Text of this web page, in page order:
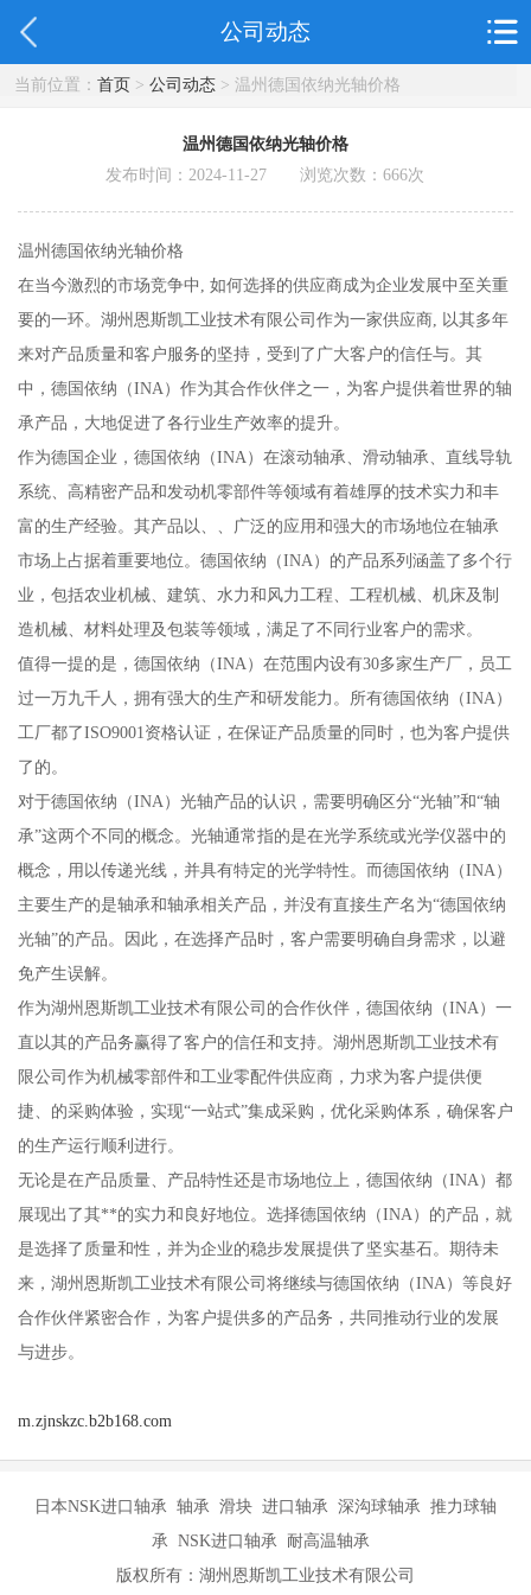
公司动态
当前位置： 首页> 公司动态> 温州德国依纳光轴价格
温州德国依纳光轴价格
发布时间：2024-11-27 浏览次数：666次
温州德国依纳光轴价格
在当今激烈的市场竞争中, 如何选择的供应商成为企业发展中至关重
要的一环。湖州恩斯凯工业技术有限公司作为一家供应商, 以其多年
来对产品质量和客户服务的坚持，受到了广大客户的信任与。其
中，德国依纳（INA）作为其合作伙伴之一，为客户提供着世界的轴
承产品，大地促进了各行业生产效率的提升。
作为德国企业，德国依纳（INA）在滚动轴承、滑动轴承、直线导轨
系统、高精密产品和发动机零部件等领域有着雄厚的技术实力和丰
富的生产经验。其产品以、、广泛的应用和强大的市场地位在轴承
市场上占据着重要地位。德国依纳（INA）的产品系列涵盖了多个行
业，包括农业机械、建筑、水力和风力工程、工程机械、机床及制
造机械、材料处理及包装等领域，满足了不同行业客户的需求。
值得一提的是，德国依纳（INA）在范围内设有30多家生产厂，员工
过一万九千人，拥有强大的生产和研发能力。所有德国依纳（INA）
工厂都了ISO9001资格认证，在保证产品质量的同时，也为客户提供
了的。
对于德国依纳（INA）光轴产品的认识，需要明确区分“光轴”和“轴
承”这两个不同的概念。光轴通常指的是在光学系统或光学仪器中的
概念，用以传递光线，并具有特定的光学特性。而德国依纳（INA）
主要生产的是轴承和轴承相关产品，并没有直接生产名为“德国依纳
光轴”的产品。因此，在选择产品时，客户需要明确自身需求，以避
免产生误解。
作为湖州恩斯凯工业技术有限公司的合作伙伴，德国依纳（INA）一
直以其的产品务赢得了客户的信任和支持。湖州恩斯凯工业技术有
限公司作为机械零部件和工业零配件供应商，力求为客户提供便
捷、的采购体验，实现“一站式”集成采购，优化采购体系，确保客户
的生产运行顺利进行。
无论是在产品质量、产品特性还是市场地位上，德国依纳（INA）都
展现出了其**的实力和良好地位。选择德国依纳（INA）的产品，就
是选择了质量和性，并为企业的稳步发展提供了坚实基石。期待未
来，湖州恩斯凯工业技术有限公司将继续与德国依纳（INA）等良好
合作伙伴紧密合作，为客户提供多的产品务，共同推动行业的发展
与进步。
m.zjnskzc.b2b168.com
日本NSK进口轴承 轴承 滑块 进口轴承 深沟球轴承 推力球轴
承 NSK进口轴承 耐高温轴承
版权所有：湖州恩斯凯工业技术有限公司